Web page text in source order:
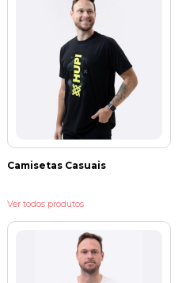
Camisetas Casuais
Ver todos produtos